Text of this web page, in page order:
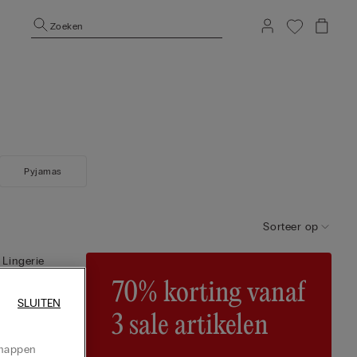
Zoeken
Pyjamas
Sorteer op
70% korting vanaf
3 sale artikelen
SLUITEN